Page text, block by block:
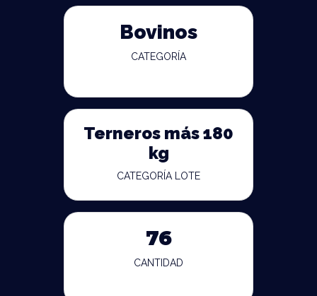
Bovinos
CATEGORÍA
Terneros más 180
kg
CATEGORÍA LOTE
76
CANTIDAD